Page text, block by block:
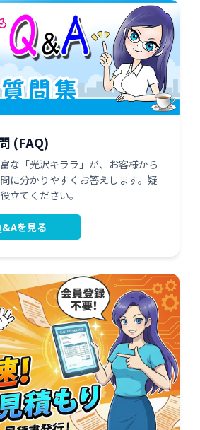
(FAQ)
な「光沢キララ」が、お客様から
に分かりやすくお答えします。疑
立てください。
を見る